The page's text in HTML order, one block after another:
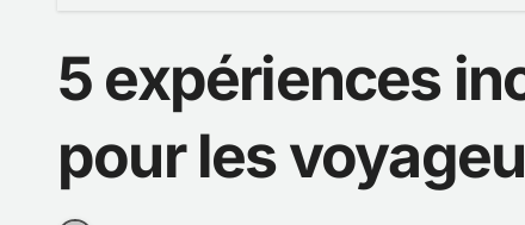
5 expériences
pour les